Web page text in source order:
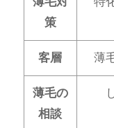
策
客層 薄
薄毛の
相談